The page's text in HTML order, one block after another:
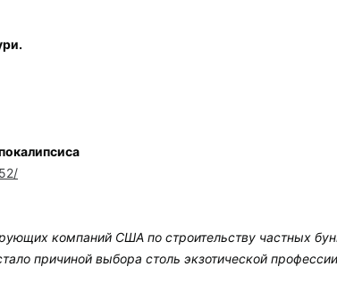
компаний США по строительству частных
причиной выбора столь экзотической